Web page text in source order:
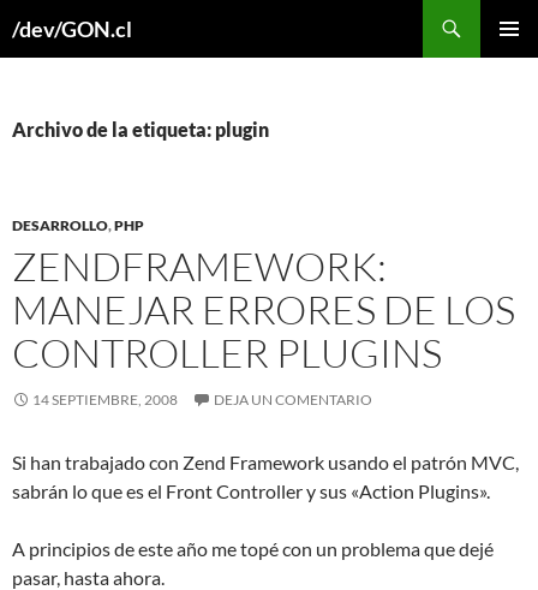
/dev/GON.cl
Archivo de la etiqueta: plugin
DESARROLLO,PHP
ZENDFRAMEWORK:
MANEJAR ERRORES DE LOS
CONTROLLER PLUGINS
14 SEPTIEMBRE, 2008 DEJA UN COMENTARIO
Si han trabajado con Zend Framework usando el patrón MVC,
sabrán lo que es el Front Controller y sus «Action Plugins».
A principios de este año me topé con un problema que dejé
pasar, hasta ahora.